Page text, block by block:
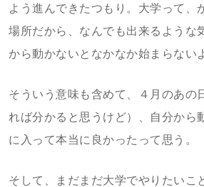
よう進んできたつもり。大学って、
場所だから、なんでも出来るような
から動かないとなかなか始まらない
そういう意味も含めて、４月のあの
れば分かると思うけど）、自分から
に入って本当に良かったって思う。
そして、まだまだ大学でやりたいこ